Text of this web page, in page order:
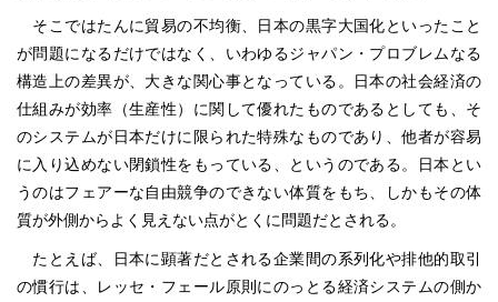
そこではたんに貿易の不均衡、日本の黒字大国化といったこと
が問題になるだけではなく、いわゆるジャパン・プロブレムなる
構造上の差異が、大きな関心事となっている。日本の社会経済の
仕組みが効率（生産性）に関して優れたものであるとしても、そ
のシステムが日本だけに限られた特殊なものであり、他者が容易
に入り込めない閉鎖性をもっている、というのである。日本とい
うのはフェアーな自由競争のできない体質をもち、しかもその体
質が外側からよく見えない点がとくに問題だとされる。
たとえば、日本に顕著だとされる企業間の系列化や排他的取引
の慣行は、レッセ・フェール原則にのっとる経済システムの側か